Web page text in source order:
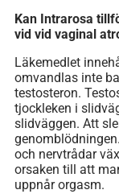
Kan Intrarosa
vid vid vaginal
Läkemedlet
omvandlas inte
testosteron.
tjockleken i
slidväggen. Att
och nervtrådar
orsaken till att
uppnår orgasm.